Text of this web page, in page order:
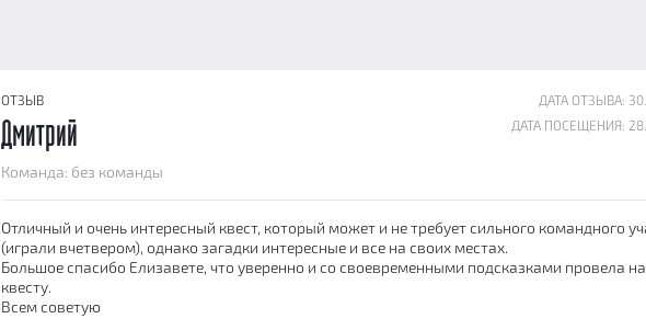
ОТЗЫВ
ДАТА ОТЗЫВА:
ДАТА ПОСЕЩЕНИЯ:
Дмитрий
Команда: без команды
Отличный и очень интересный квест, который может и не требует сильного командного
(играли вчетвером), однако загадки интересные и все на своих местах.
Большое спасибо Елизавете, что уверенно и со своевременными подсказками провела
квесту.
Всем советую